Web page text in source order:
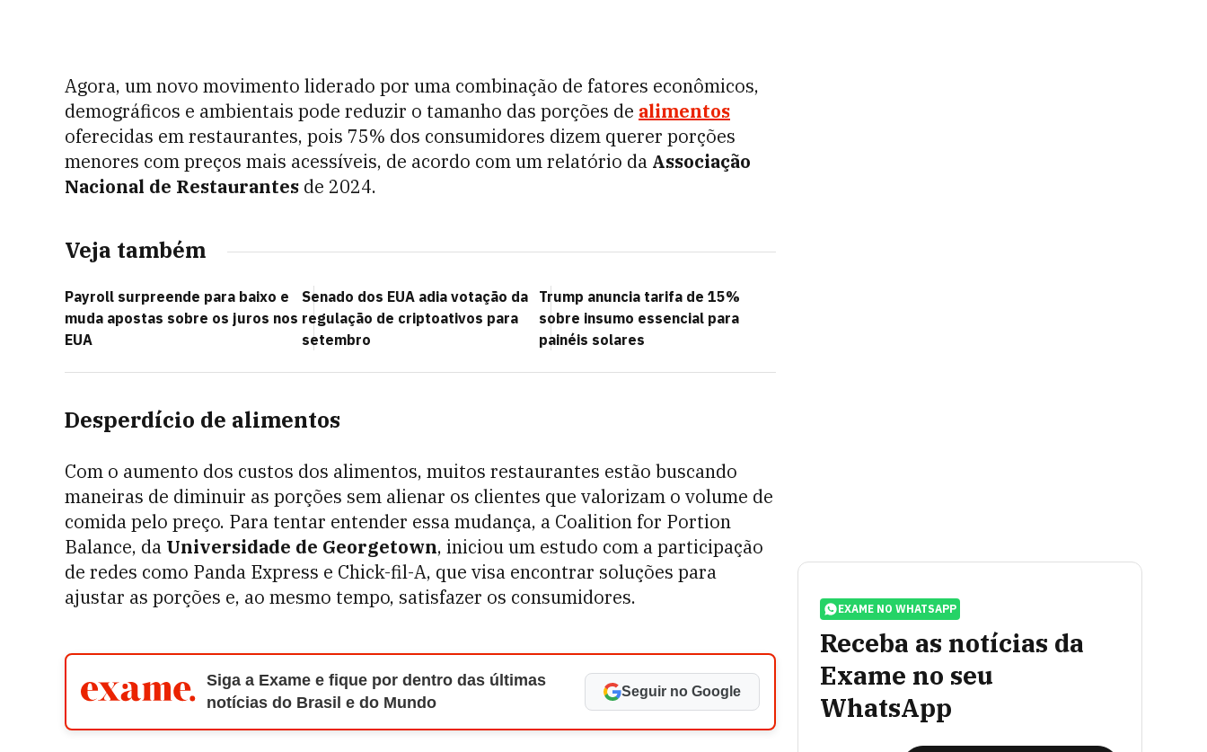
Agora, um novo movimento liderado por uma combinação de fatores econômicos,
demográficos e ambientais pode reduzir o tamanho das porções de alimentos
oferecidas em restaurantes, pois 75% dos consumidores dizem querer porções
menores com preços mais acessíveis, de acordo com um relatório da Associação
Nacional de Restaurantes de 2024.
Veja também
Payroll surpreende para baixo e
muda apostas sobre os juros nos
EUA
Senado dos EUA adia votação da
regulação de criptoativos para
setembro
Trump anuncia tarifa de 15%
sobre insumo essencial para
painéis solares
Desperdício de alimentos
Com o aumento dos custos dos alimentos, muitos restaurantes estão buscando
maneiras de diminuir as porções sem alienar os clientes que valorizam o volume de
comida pelo preço. Para tentar entender essa mudança, a Coalition for Portion
Balance, da Universidade de Georgetown, iniciou um estudo com a participação
de redes como Panda Express e Chick-fil-A, que visa encontrar soluções para
ajustar as porções e, ao mesmo tempo, satisfazer os consumidores.
Siga a Exame e fique por dentro das últimas
notícias do Brasil e do Mundo
Seguir no Google
EXAME NO WHATSAPP
Receba as notícias da
Exame no seu
WhatsApp